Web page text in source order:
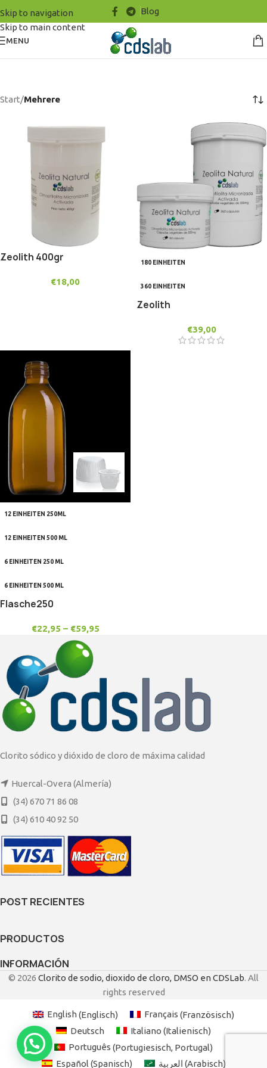
Skip to navigation
Skip to main content
Blog
MENU
Start/Mehrere
Zeolith 400gr
€18,00
180 EINHEITEN
360 EINHEITEN
Zeolith
€39,00
12 EINHEITEN 250ML
12 EINHEITEN 500 ML
6 EINHEITEN 250 ML
6 EINHEITEN 500 ML
Flasche250
€22,95 – €59,95
Clorito sódico y dióxido de cloro de máxima calidad
Huercal-Overa (Almería)
(34) 670 71 86 08
(34) 610 40 92 50
POST RECIENTES
PRODUCTOS
INFORMACIÓN
© 2026 Clorito de sodio, dioxido de cloro, DMSO en CDSLab. All
rights reserved
English(Englisch) Français (Französisch)
Deutsch
Italiano (Italienisch)
Português (Portugiesisch, Portugal)
Español (Spanisch) العربية (Arabisch)